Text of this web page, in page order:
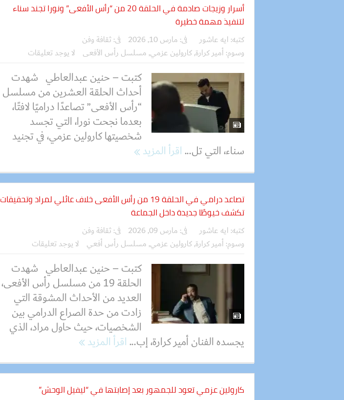
أسرار وزيجات صادمة في الحلقة 20 من “رأس الأفعى” ونورا تجند سناء
لتنفيذ مهمة خطيرة
كتبه: ايه عاشور فى: مارس 10, 2026 فى:ثقافة وفن
وسوم: أمير كرارة,كارولين عزمي, مسلسل رأس الأفعى لا يوجد تعليقات
كتبت – حنين عبدالعاطي شهدت
أحداث الحلقة العشرين من مسلسل
“رأس الأفعى” تصاعدًا دراميًا لافتًا،
بعدما نجحت نورا، التي تجسد
شخصيتها كارولين عزمي، في تجنيد
سناء، التي تل...اقرأ المزيد
تصاعد درامي في الحلقة 19 من رأس الأفعى خلاف عائلي لمراد وتحقيقات
تكشف خيوطًا جديدة داخل الجماعة
كتبه: ايه عاشور فى: مارس 09, 2026 فى:ثقافة وفن
وسوم: أمير كرارة,كارولين عزمي, مسلسل رأس أفعي لا يوجد تعليقات
كتبت – حنين عبدالعاطي شهدت
الحلقة 19 من مسلسل رأس الأفعى،
العديد من الأحداث المشوقة التي
زادت من حدة الصراع الدرامي بين
الشخصيات، حيث حاول مراد، الذي
يجسده الفنان أمير كرارة، إب...اقرأ المزيد
كارولين عزمي تعود للجمهور بعد إصابتها في “ليفيل الوحش”